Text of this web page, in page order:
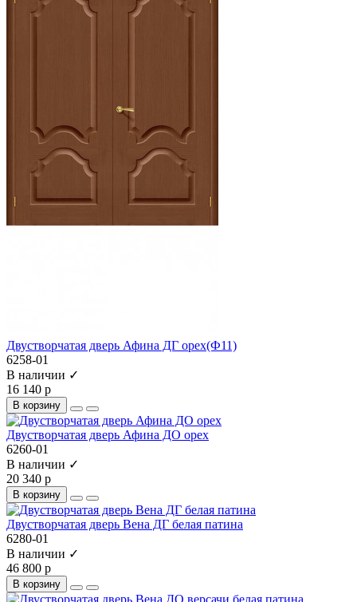
Двустворчатая дверь Афина ДГ орех(Ф11)
6258-01
В наличии ✓
16 140 р
В корзину
Двустворчатая дверь Афина ДО орех
6260-01
В наличии ✓
20 340 р
В корзину
Двустворчатая дверь Вена ДГ белая патина
6280-01
В наличии ✓
46 800 р
В корзину